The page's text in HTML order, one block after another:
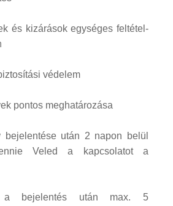
és kizárások egységes feltétel-
védelem
pontos meghatározása
bejelentése után 2 napon belül
Veled a kapcsolatot a
a bejelentés után max. 5